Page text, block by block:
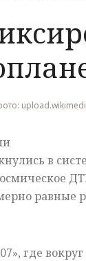
в
равные
где